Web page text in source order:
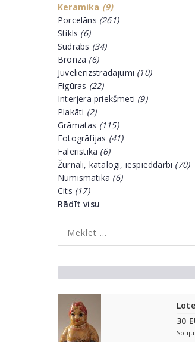
Keramika (9)
Porcelāns (261)
Stikls (6)
Sudrabs (34)
Bronza (6)
Juvelierizstrādājumi (10)
Figūras (22)
Interjera priekšmeti (9)
Plakāti (2)
Grāmatas (115)
Fotogrāfijas (41)
Faleristika (6)
Žurnāli, katalogi, iespieddarbi (70)
Numismātika (6)
Cits (17)
Rādīt visu
30